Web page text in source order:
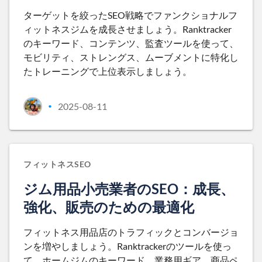
ターゲットを絞ったSEO戦略でファンクショナルフ
ィットネスジムを成長させましょう。Ranktracker
のキーワード、コンテンツ、監査ツールを使って、
モビリティ、ストレングス、ムーブメントに特化し
たトレーニングで上位表示しましょう。
• 2025-08-11
フィットネスSEO
ジム用品小売業者のSEO：成長、
強化、販売のための最適化
フィットネス用品店のトラフィックとコンバージョ
ンを増やしましょう。Ranktrackerのツールを使っ